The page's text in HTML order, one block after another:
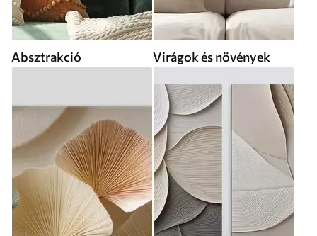
Absztrakció Virágok és növények